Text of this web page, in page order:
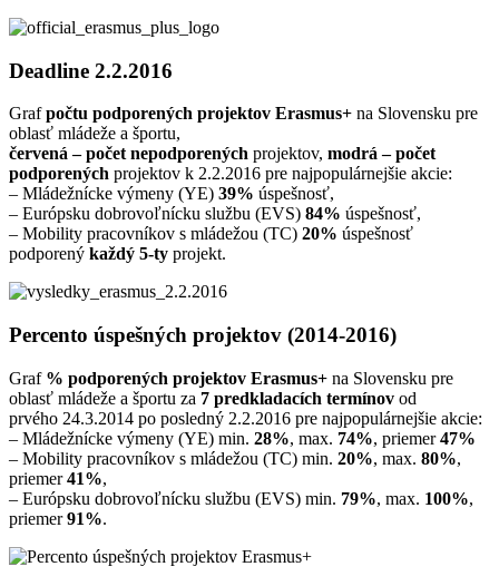
Deadline 2.2.2016
Grafpočtu podporených projektov Erasmus+ na Slovensku pre
oblasť mládeže a športu,
červená – počet nepodporených projektov, modrá – počet
podporených projektov k 2.2.2016 pre najpopulárnejšie akcie:
– Mládežnícke výmeny (YE) 39% úspešnosť,
– Európsku dobrovoľnícku službu (EVS) 84% úspešnosť,
– Mobility pracovníkov s mládežou (TC) 20% úspešnosť
podporený každý 5-ty projekt.
Percento úspešných projektov (2014-2016)
Graf % podporených projektov Erasmus+ na Slovensku pre
oblasť mládeže a športu za 7 predkladacích termínov od
prvého 24.3.2014 po posledný 2.2.2016 pre najpopulárnejšie akcie:
– Mládežnícke výmeny (YE) min. 28%, max. 74%, priemer47%
– Mobility pracovníkov s mládežou (TC) min. 20%, max. 80%,
priemer41%,
– Európsku dobrovoľnícku službu (EVS) min. 79%, max. 100%,
priemer91%.